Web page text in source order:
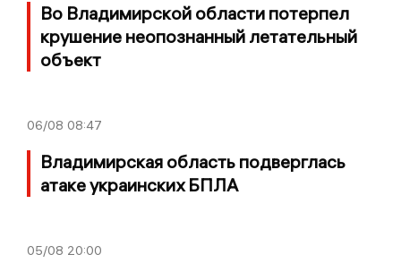
Во Владимирской области потерпел
крушение неопознанный летательный
объект
06/08 08:47
Владимирская область подверглась
атаке украинских БПЛА
05/08 20:00